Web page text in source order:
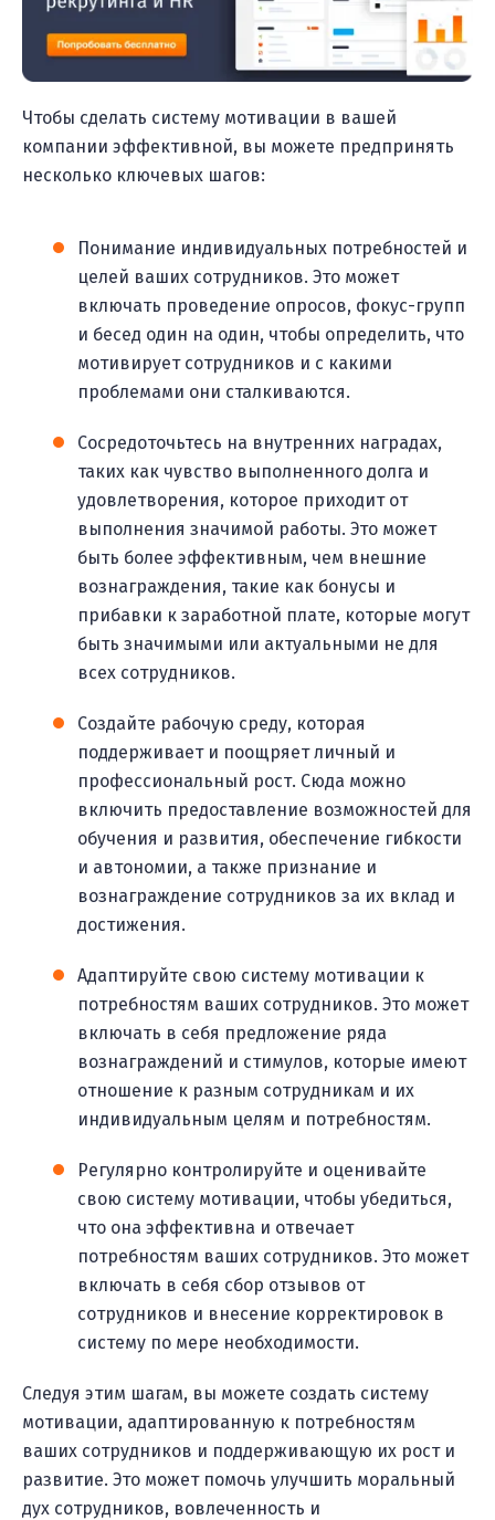
Чтобы сделать систему мотивации в вашей
компании эффективной, вы можете предпринять
несколько ключевых шагов:
Понимание индивидуальных потребностей и
целей ваших сотрудников. Это может
включать проведение опросов, фокус-групп
и бесед один на один, чтобы определить, что
мотивирует сотрудников и с какими
проблемами они сталкиваются.
Сосредоточьтесь на внутренних наградах,
таких как чувство выполненного долга и
удовлетворения, которое приходит от
выполнения значимой работы. Это может
быть более эффективным, чем внешние
вознаграждения, такие как бонусы и
прибавки к заработной плате, которые могут
быть значимыми или актуальными не для
всех сотрудников.
Создайте рабочую среду, которая
поддерживает и поощряет личный и
профессиональный рост. Сюда можно
включить предоставление возможностей для
обучения и развития, обеспечение гибкости
и автономии, а также признание и
вознаграждение сотрудников за их вклад и
достижения.
Адаптируйте свою систему мотивации к
потребностям ваших сотрудников. Это может
включать в себя предложение ряда
вознаграждений и стимулов, которые имеют
отношение к разным сотрудникам и их
индивидуальным целям и потребностям.
Регулярно контролируйте и оценивайте
свою систему мотивации, чтобы убедиться,
что она эффективна и отвечает
потребностям ваших сотрудников. Это может
включать в себя сбор отзывов от
сотрудников и внесение корректировок в
систему по мере необходимости.
Следуя этим шагам, вы можете создать систему
мотивации, адаптированную к потребностям
ваших сотрудников и поддерживающую их рост и
развитие. Это может помочь улучшить моральный
дух сотрудников, вовлеченность и